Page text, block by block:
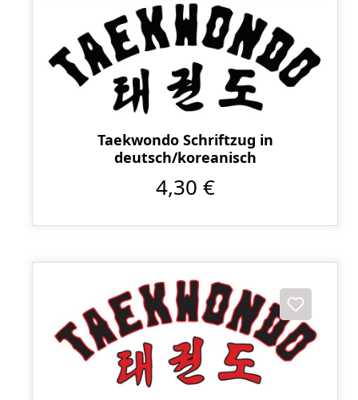
Taekwondo Schriftzug in
deutsch/koreanisch
4,30 €